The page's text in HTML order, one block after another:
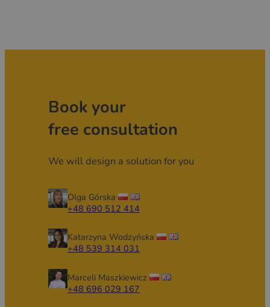
Book your
free consultation
We will design a solution for you
Olga Górska
+48 690 512 414
Katarzyna Wodzyńska
+48 539 314 031
Marceli Maszkiewicz
+48 696 029 167